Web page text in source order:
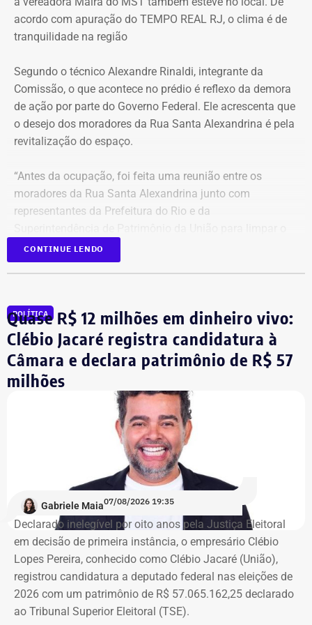
mínima prevista de 21°C e máxima de 36°C. A previsão
indica sol entre nuvens durante o dia, com aumento da
nebulosidade e possibilidade de pancadas de chuva à
A mudança ocorre com o afastamento da frente fria que
atuou sobre o estado e a aproximação de um novo
sistema.
acordo com apuração do TEMPO REAL RJ, o clima é de
tranquilidade na região
Segundo o técnico Alexandre Rinaldi, integrante da
Comissão, o que acontece no prédio é reflexo da demora
de ação por parte do Governo Federal. Ele acrescenta que
o desejo dos moradores da Rua Santa Alexandrina é pela
revitalização do espaço.
“Antes da ocupação, foi feita uma reunião entre os
moradores da Rua Santa Alexandrina junto com
representantes da Prefeitura do Rio e da
terreno até passar para o Arquivo Nacional. Mas o
Governo Federal demorou tanto para agir que hoje
comentou.
Integrante de movimento afirma que
ocupação aconteceu após quatro
Integrante do Movimento de Luta nos Bairros, Vilas e
Favelas (MLB), dona Enita afirmou que o grupo de
ocupantes chegou ao atual prédio depois de sofrer quatro
“Nós já sofremos quatro despejos. O objetivo da
ocupação é justamente dar ao imóvel uma função social
que atenda as necessidades básicas das famílias. Desde
que eu entrei no MLB nunca faltou comida. Só o que falta
mesmo é um teto, um lar para morar. Queremos fazer
valer um direito constitucional que nunca foi cumprido”
CONTINUE LENDO
POLÍTICA
Quase R$ 12 milhões em dinheiro vivo:
Clébio Jacaré registra candidatura à
Câmara e declara patrimônio de R$ 57
milhões
Gabriele Maia07/08/2026 19:35
Declarado inelegível por oito anos pela Justiça Eleitoral
em decisão de primeira instância, o empresário Clébio
Lopes Pereira, conhecido como Clébio Jacaré (União),
registrou candidatura a deputado federal nas eleições de
2026 com um patrimônio de R$ 57.065.162,25 declarado
ao Tribunal Superior Eleitoral (TSE).